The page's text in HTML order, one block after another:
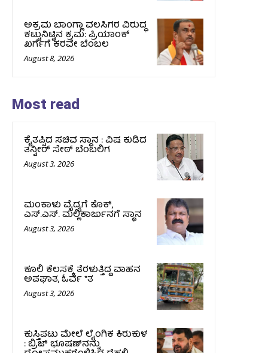
ಅಕ್ರಮ ಬಾಂಗ್ಲಾ ವಲಸಿಗರ ವಿರುದ್ಧ
ಕಟ್ಟುನಿಟ್ಟಿನ ಕ್ರಮ: ಪ್ರಿಯಾಂಕ್
ಖರ್ಗೆಗೆ ಕರವೇ ಬೆಂಬಲ
August 8, 2026
Most read
ಕೈತಪ್ಪಿದ ಸಚಿವ ಸ್ಥಾನ : ವಿಷ ಕುಡಿದ
ತನ್ವೀರ್‌ ಸೇಠ್‌ ಬೆಂಬಲಿಗ
August 3, 2026
ಮಂಕಾಳು ವೈದ್ಯಗೆ ಕೊಕ್‌,
ಎಸ್‌.ಎಸ್‌. ಮಲ್ಲಿಕಾರ್ಜುನಗೆ ಸ್ಥಾನ
August 3, 2026
ಕೂಲಿ ಕೆಲಸಕ್ಕೆ ತೆರಳುತ್ತಿದ್ದ ವಾಹನ
ಅಪಘಾತ, ಓರ್ವ *ತ
August 3, 2026
ಕುಸ್ತಿಪಟು ಮೇಲೆ ಲೈಂಗಿಕ ಕಿರುಕುಳ
: ಬ್ರಿಜ್‌ ಭೂಷಣ್‌ನನ್ನು